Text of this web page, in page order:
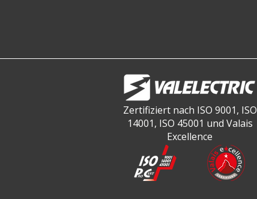
Zertifiziert nach ISO 9001, ISO
14001, ISO 45001 und Valais
Excellence